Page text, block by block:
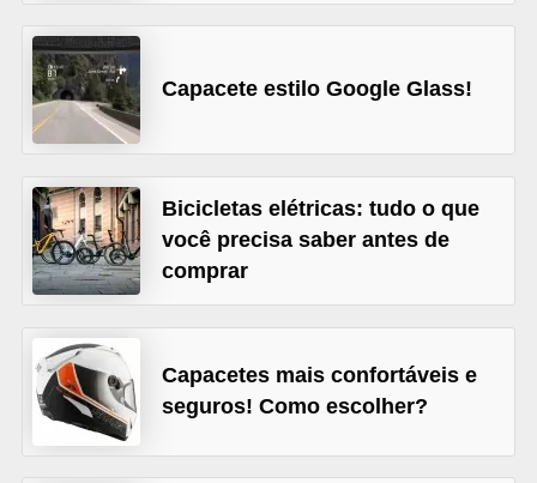
Capacete estilo Google Glass!
Bicicletas elétricas: tudo o que
você precisa saber antes de
comprar
Capacetes mais confortáveis e
seguros! Como escolher?
m
ó
v
i
s
e
v
e
í
c
u